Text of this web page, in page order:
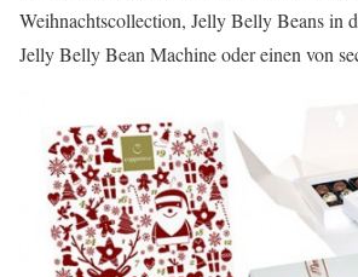
Weihnachtscollection, Jelly Belly Beans in
Jelly Belly Bean Machine oder einen von